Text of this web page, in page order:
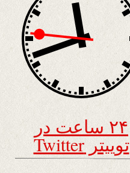
۲۴ ساعت در
توییتر Twitter